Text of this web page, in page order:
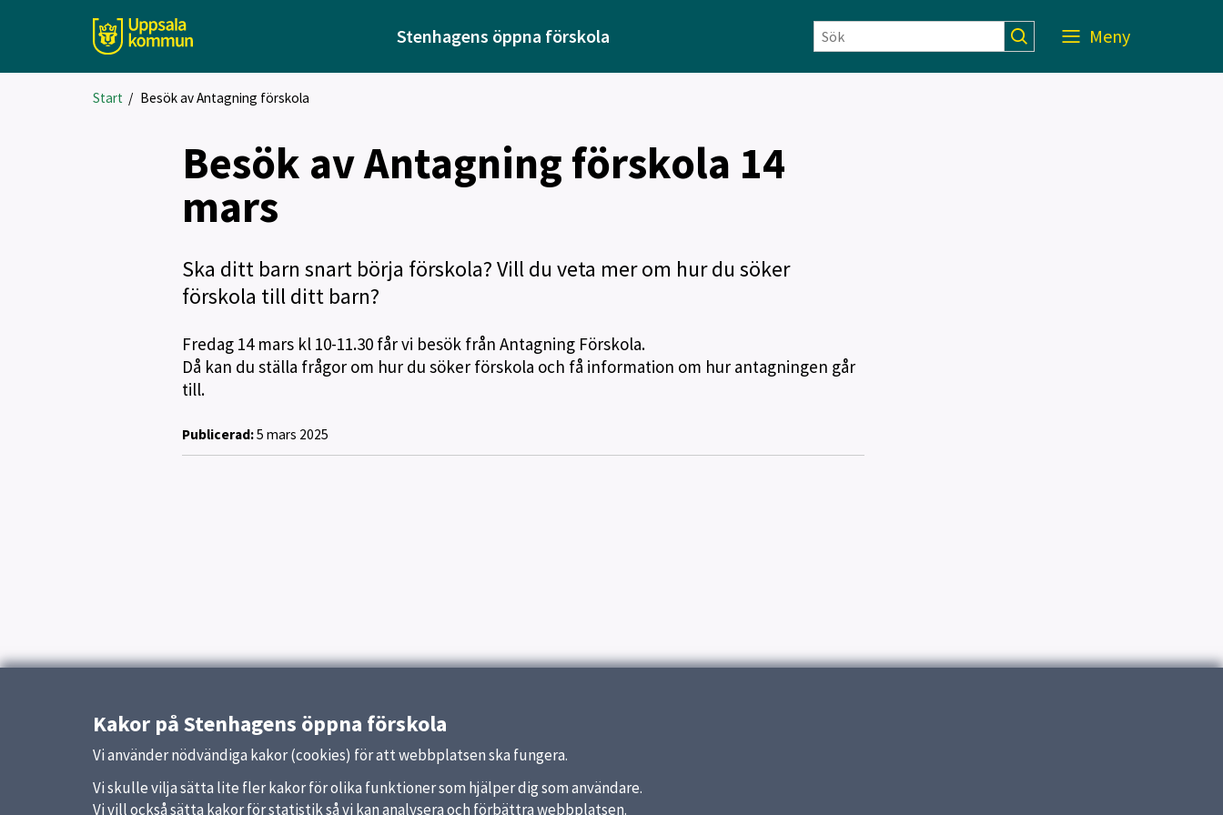
Stenhagens öppna förskola Meny
Start / Besök av Antagning förskola
Besök av Antagning förskola 14
mars
Ska ditt barn snart börja förskola? Vill du veta mer om hur du söker
förskola till ditt barn?
Fredag 14 mars kl 10-11.30 får vi besök från Antagning Förskola.
Då kan du ställa frågor om hur du söker förskola och få information om hur antagningen går
till.
Publicerad:5 mars 2025
Kakor på Stenhagens öppna förskola
Vi använder nödvändiga kakor (cookies) för att webbplatsen ska fungera.
Vi skulle vilja sätta lite fler kakor för olika funktioner som hjälper dig som användare.
Vi vill också sätta kakor för statistik så vi kan analysera och förbättra webbplatsen.